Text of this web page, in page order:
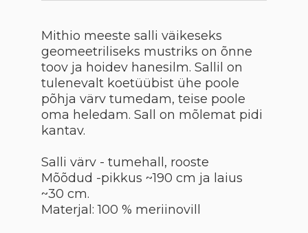
Mithio meeste salli väikeseks
geomeetriliseks mustriks on õnne
toov ja hoidev hanesilm. Sallil on
tulenevalt koetüübist ühe poole
põhja värv tumedam, teise poole
oma heledam. Sall on mõlemat pidi
kantav.
Salli värv - tumehall, rooste
Mõõdud -pikkus ~190 cm ja laius
~30 cm.
Materjal: 100 % meriinovill